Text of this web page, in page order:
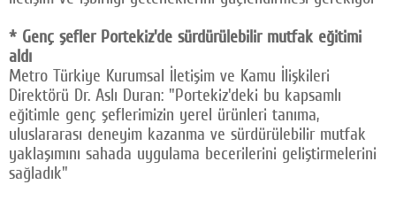
* Genç şefler Portekiz'de sürdürülebilir mutfak eğitimi
aldı
Metro Türkiye Kurumsal İletişim ve Kamu İlişkileri
Direktörü Dr. Aslı Duran: "Portekiz'deki bu kapsamlı
eğitimle genç şeflerimizin yerel ürünleri tanıma,
uluslararası deneyim kazanma ve sürdürülebilir mutfak
yaklaşımını sahada uygulama becerilerini geliştirmelerini
sağladık"